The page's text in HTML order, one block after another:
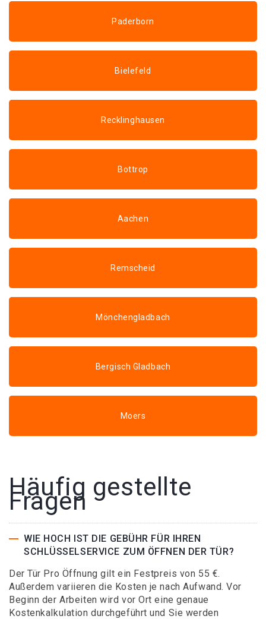
Paderborn
Bielefeld
Recklinghausen
Bottrop
Aachen
Remscheid
Mönchengladbach
Bergisch Gladbach
Moers
Häufig gestellte
Fragen
WIE HOCH IST DIE GEBÜHR FÜR IHREN
SCHLÜSSELSERVICE ZUM ÖFFNEN DER TÜR?
Der Tür Pro Öffnung gilt ein Festpreis von 55 €.
Außerdem variieren die Kosten je nach Aufwand. Vor
Beginn der Arbeiten wird vor Ort eine genaue
Kostenkalkulation durchgeführt und Sie werden